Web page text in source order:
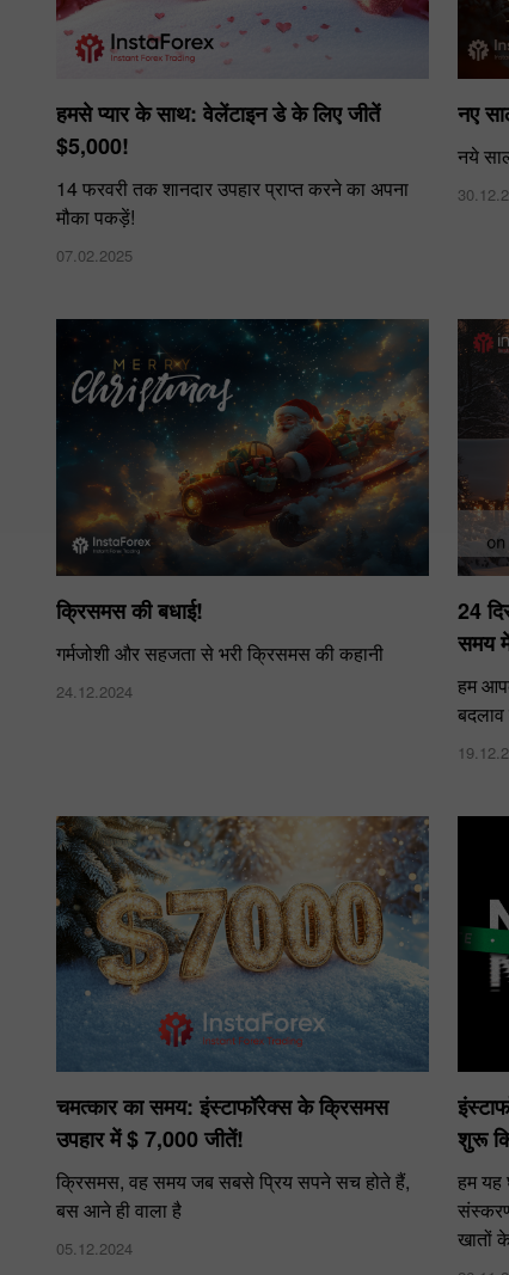
हमसे प्यार के साथ: वेलेंटाइन डे के लिए जीतें
$5,000!
14 फरवरी तक शानदार उपहार प्राप्त करने का अपना
मौका पकड़ें!
07.02.2025
नए
नये
क्रिसमस की बधाई!
गर्मजोशी और सहजता से भरी क्रिसमस की कहानी
24.12.2024
24
समय में
हम
चमत्कार का समय: इंस्टाफॉरेक्स के क्रिसमस
उपहार में $ 7,000 जीतें!
क्रिसमस, वह समय जब सबसे प्रिय सपने सच होते हैं,
बस आने ही वाला है
05.12.2024
शुरू
हम यह
खातों